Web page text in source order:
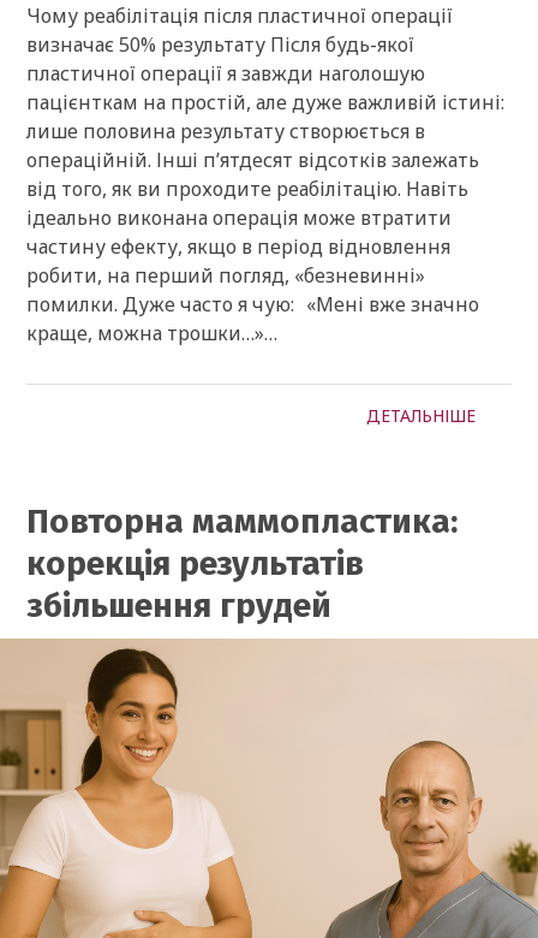
Чому реабілітація після пластичної операції
визначає 50% результату Після будь-якої
пластичної операції я завжди наголошую
пацієнткам на простій, але дуже важливій істині:
лише половина результату створюється в
операційній. Інші п’ятдесят відсотків залежать
від того, як ви проходите реабілітацію. Навіть
ідеально виконана операція може втратити
частину ефекту, якщо в період відновлення
робити, на перший погляд, «безневинні»
помилки. Дуже часто я чую: «Мені вже значно
краще, можна трошки…»…
ДЕТАЛЬНІШЕ
Повторна маммопластика:
корекція результатів
збільшення грудей